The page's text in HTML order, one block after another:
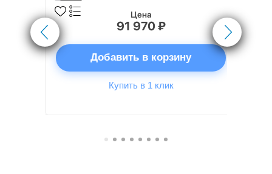
Цена
91 970 ₽
Добавить в корзину
Купить в 1 клик